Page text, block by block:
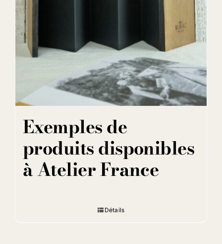
Exemples de
produits disponibles
à Atelier France
Détails